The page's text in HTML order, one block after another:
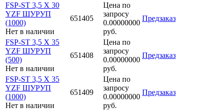
FSP-ST 3,5 X 30
YZF ШУРУП
(1000)
Нет в наличии
651405
Цена по
запросу
0.00000000
руб.
Предзаказ
FSP-ST 3,5 X 35
YZF ШУРУП
(500)
Нет в наличии
651408
Цена по
запросу
0.00000000
руб.
Предзаказ
FSP-ST 3,5 X 35
YZF ШУРУП
(1000)
Нет в наличии
651409
Цена по
запросу
0.00000000
руб.
Предзаказ